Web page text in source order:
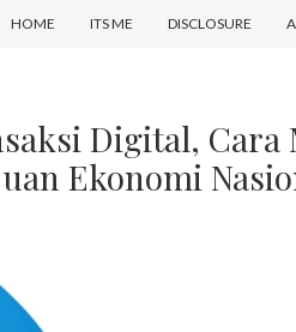
HOME ITS ME DISCLOSURE
Digital, Cara
Ekonomi